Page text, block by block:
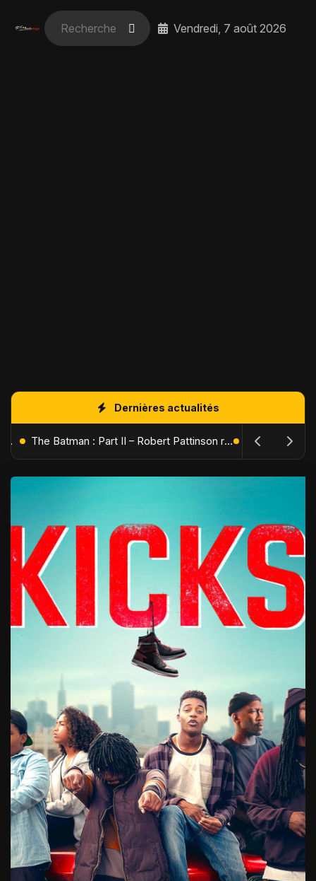
Vendredi, 7 août 2026
Dernières actualités
L'Âge de Glace : Le Réveil du Volcan – Manny, Sid et Diego de retour pour une aventure explosive The Batman : Part II – Robert Pattinson replonge dans les ténèbres de Gotham dès octobre 2027